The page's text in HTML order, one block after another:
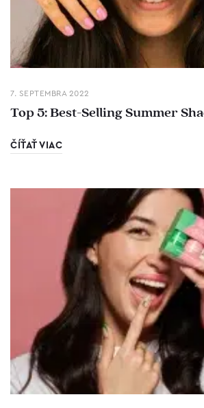
7. SEPTEMBRA 2022
Top 5: Best-Selling Summer
ČÍŤAŤ VIAC